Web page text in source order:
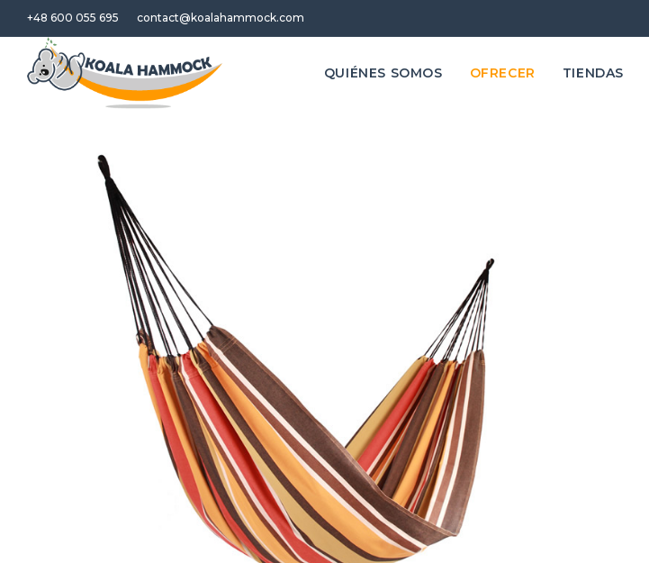
+48 600 055 695 contact@koalahammock.com
QUIÉNES SOMOS OFRECER TIENDAS